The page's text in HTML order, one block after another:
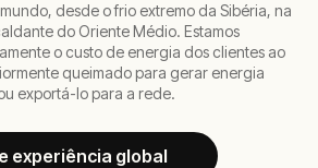
desde o frio extremo da Sibéria, na
do Oriente Médio. Estamos
o custo de energia dos clientes ao
queimado para gerar energia
exportá-lo para a rede.
experiência global